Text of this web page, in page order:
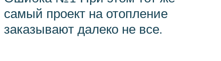
самый проект на отопление
заказывают далеко не все.